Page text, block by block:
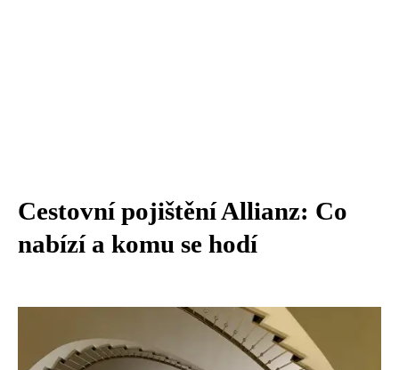
Cestovní pojištění Allianz: Co
nabízí a komu se hodí